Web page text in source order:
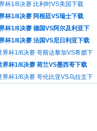
杯1/8决赛 比利时VS美国下载
杯1/8决赛 阿根廷VS瑞士下载
杯1/8决赛 德国VS阿尔及利亚下
杯1/8决赛 法国VS尼日利亚下载
杯1/8决赛 哥斯达黎加VS希腊下
杯1/8决赛 荷兰VS墨西哥下载
杯1/8决赛 哥伦比亚VS乌拉圭下